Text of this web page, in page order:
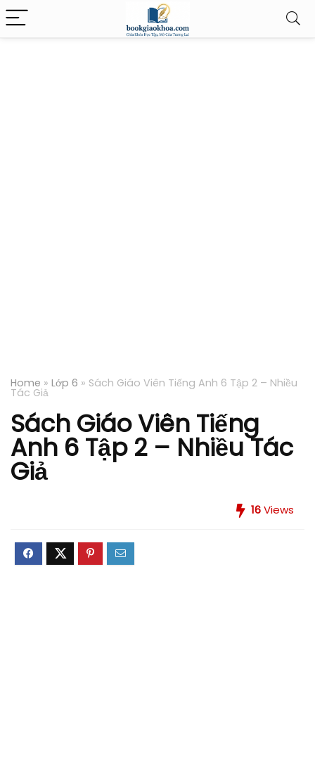
Home » Lớp 6 » Sách Giáo Viên Tiếng Anh 6 Tập 2 – Nhiều
Tác Giả
Sách Giáo Viên Tiếng
Anh 6 Tập 2 – Nhiều Tác
Giả
16Views